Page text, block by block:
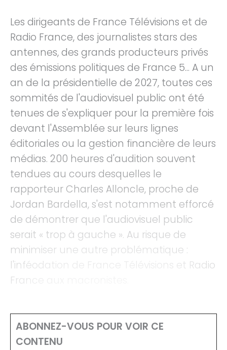
Les dirigeants de France Télévisions et de
Radio France, des journalistes stars des
antennes, des grands producteurs privés
des émissions politiques de France 5... A un
an de la présidentielle de 2027, toutes ces
sommités de l'audiovisuel public ont été
tenues de s'expliquer pour la première fois
devant l'Assemblée sur leurs lignes
éditoriales ou la gestion financière de leurs
médias. 200 heures d'audition souvent
tendues au cours desquelles le
rapporteur Charles Alloncle, proche de
Jordan Bardella, s'est notamment efforcé
de démontrer que l'audiovisuel public
serait « trop à gauche ». Au risque de
minimiser une autre problématique :
l'inféodation de France Télévisions et Radio
France aux macronistes.
ABONNEZ-VOUS POUR VOIR CE
CONTENU